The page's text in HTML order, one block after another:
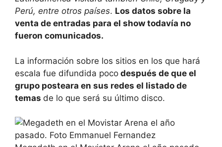
Perú, entre otros países. Los datos sobre la
venta de entradas para el show todavía no
fueron comunicados.
La información sobre los sitios en los que hará
escala fue difundida poco después de que el
grupo posteara en sus redes el listado de
temas de lo que será su último disco.